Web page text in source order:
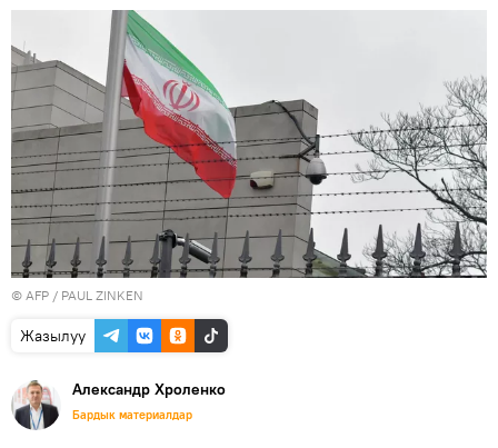
© AFP / PAUL ZINKEN
Жазылуу
Александр Хроленко
Бардык материалдар